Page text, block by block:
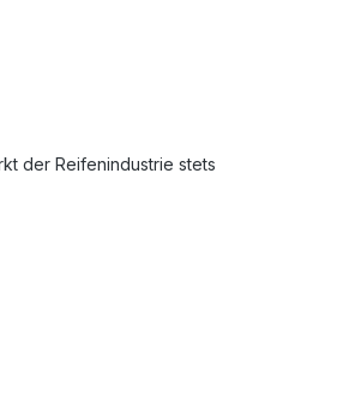
der Reifenindustrie stets